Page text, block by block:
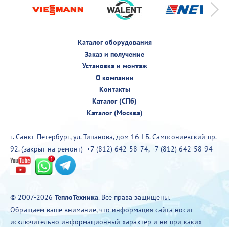
Каталог оборудования
Заказ и получение
Установка и монтаж
О компании
Контакты
Каталог (СПб)
Каталог (Москва)
г. Санкт-Петербург, ул. Типанова, дом 16 I Б. Сампсониевский пр.
92. (закрыт на ремонт) +7 (812) 642-58-74,+7 (812) 642-58-94
© 2007-2026 ТеплоТехника. Все права защищены.
Обращаем ваше внимание, что информация сайта носит
исключительно информационный характер и ни при каких